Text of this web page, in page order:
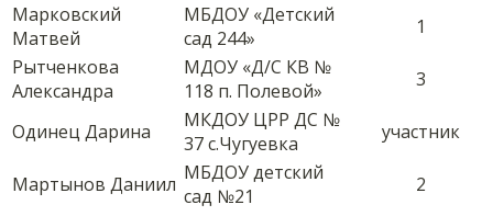
Марковский
Матвей
МБДОУ «Детский
сад 244»
1
Рытченкова
Александра
МДОУ «Д/С КВ №
118 п. Полевой»
3
Одинец Дарина
МКДОУ ЦРР ДС №
37 с.Чугуевка
участник
Мартынов Даниил МБДОУ детский
сад №21
2